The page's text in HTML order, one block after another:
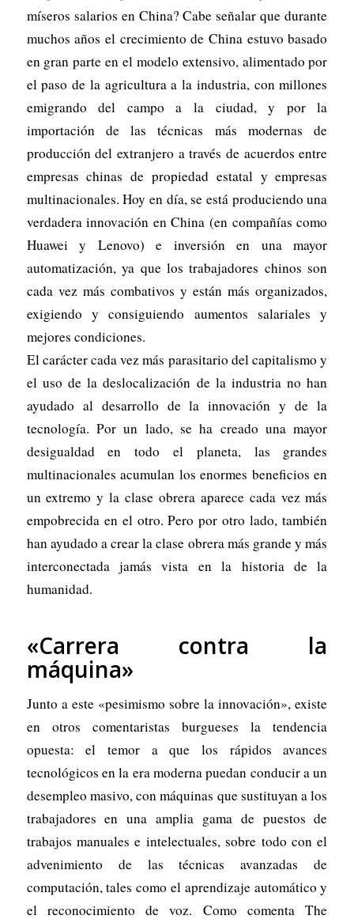
míseros salarios en China? Cabe señalar que durante
muchos años el crecimiento de China estuvo basado
en gran parte en el modelo extensivo, alimentado por
el paso de la agricultura a la industria, con millones
emigrando del campo a la ciudad, y por la
importación de las técnicas más modernas de
producción del extranjero a través de acuerdos entre
empresas chinas de propiedad estatal y empresas
multinacionales. Hoy en día, se está produciendo una
verdadera innovación en China (en compañías como
Huawei y Lenovo) e inversión en una mayor
automatización, ya que los trabajadores chinos son
cada vez más combativos y están más organizados,
exigiendo y consiguiendo aumentos salariales y
mejores condiciones.
El carácter cada vez más parasitario del capitalismo y
el uso de la deslocalización de la industria no han
ayudado al desarrollo de la innovación y de la
tecnología. Por un lado, se ha creado una mayor
desigualdad en todo el planeta, las grandes
multinacionales acumulan los enormes beneficios en
un extremo y la clase obrera aparece cada vez más
empobrecida en el otro. Pero por otro lado, también
han ayudado a crear la clase obrera más grande y más
interconectada jamás vista en la historia de la
humanidad.
«Carrera contra la
máquina»
Junto a este «pesimismo sobre la innovación», existe
en otros comentaristas burgueses la tendencia
opuesta: el temor a que los rápidos avances
tecnológicos en la era moderna puedan conducir a un
desempleo masivo, con máquinas que sustituyan a los
trabajadores en una amplia gama de puestos de
trabajos manuales e intelectuales, sobre todo con el
advenimiento de las técnicas avanzadas de
computación, tales como el aprendizaje automático y
el reconocimiento de voz. Como comenta The